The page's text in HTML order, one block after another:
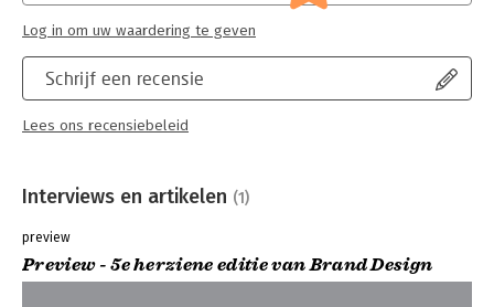
Schrijf een recensie
Lees ons recensiebeleid
Log in om uw waardering te geven
Interviews en artikelen (1)
preview
Preview - 5e herziene editie van Brand Design